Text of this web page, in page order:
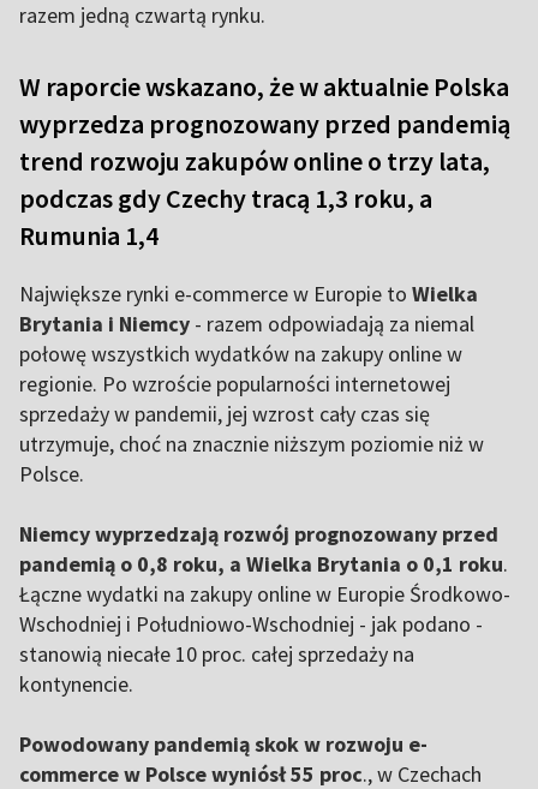
razem jedną czwartą rynku.
W raporcie wskazano, że w aktualnie Polska
wyprzedza prognozowany przed pandemią
trend rozwoju zakupów online o trzy lata,
podczas gdy Czechy tracą 1,3 roku, a
Rumunia 1,4
Największe rynki e-commerce w Europie to Wielka
Brytania i Niemcy - razem odpowiadają za niemal
połowę wszystkich wydatków na zakupy online w
regionie. Po wzroście popularności internetowej
sprzedaży w pandemii, jej wzrost cały czas się
utrzymuje, choć na znacznie niższym poziomie niż w
Polsce.
Niemcy wyprzedzają rozwój prognozowany przed
pandemią o 0,8 roku, a Wielka Brytania o 0,1 roku.
Łączne wydatki na zakupy online w Europie Środkowo-
Wschodniej i Południowo-Wschodniej - jak podano -
stanowią niecałe 10 proc. całej sprzedaży na
kontynencie.
Powodowany pandemią skok w rozwoju e-
commerce w Polsce wyniósł 55 proc., w Czechach